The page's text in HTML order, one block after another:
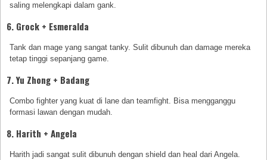
saling melengkapi dalam gank.
6. Grock + Esmeralda
Tank dan mage yang sangat tanky. Sulit dibunuh dan damage mereka
tetap tinggi sepanjang game.
7. Yu Zhong + Badang
Combo fighter yang kuat di lane dan teamfight. Bisa mengganggu
formasi lawan dengan mudah.
8. Harith + Angela
Harith jadi sangat sulit dibunuh dengan shield dan heal dari Angela.